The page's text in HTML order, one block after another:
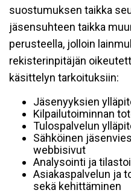
suostumuksen taikka
jäsensuhteen taikka
perusteella, jolloin
rekisterinpitäjän
käsittelyn tarkoituksiin:
Jäsenyyksien
Kilpailutoiminnan
Tulospalvelun
Sähköinen
webbisivut
Analysointi ja
Asiakaspalvelun ja
sekä kehittäminen